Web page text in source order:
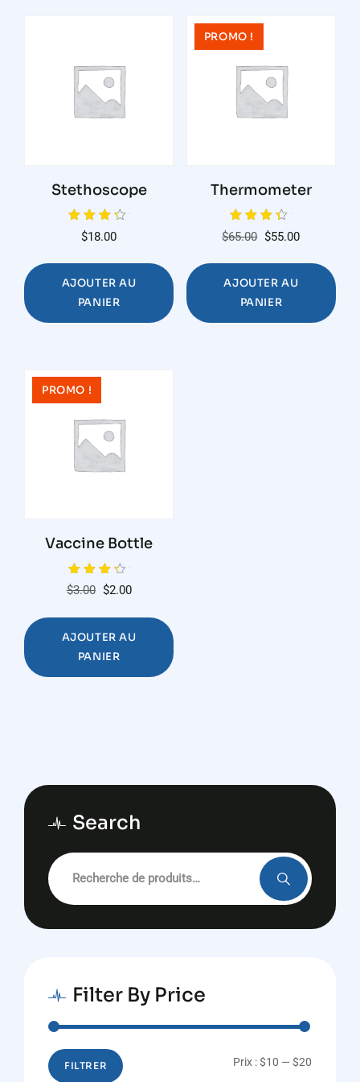
Stethoscope
Note
4.00
$18.00
AJOUTER AU
PANIER
PROMO !
Thermometer
Note
4.00
$65.00 Le
initial
était :
$65.00.
$55.00Le
actuel
$55.00.
AJOUTER AU
PANIER
PROMO !
Vaccine Bottle
Note
4.00
$3.00 Le
initial
était :
$2.00Le
actuel
$2.00.
AJOUTER AU
PANIER
Search
Recherche
pour :
Filter By Price
FILTRER Prix :$10 — $20